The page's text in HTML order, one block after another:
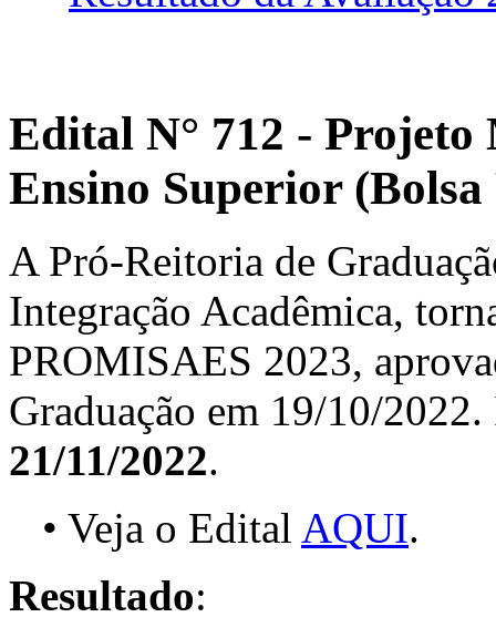
Edital N° 712 - Projeto
Ensino Superior
A Pró-Reitoria de
Integração Acadêmica,
PROMISAES 2023,
Graduação em 19/10/
21/11/2022.
• Veja o Edital AQUI.
Resultado: